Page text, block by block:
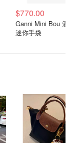
$770.00
Ganni Mini Bou 酒
迷你手袋